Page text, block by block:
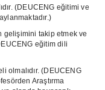
(DEUCENG eğitimi ve
gelişimini takip etmek ve
eğitim dili
olmalıdır. (DEUCENG
Araştırma